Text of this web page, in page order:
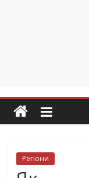
Регіони